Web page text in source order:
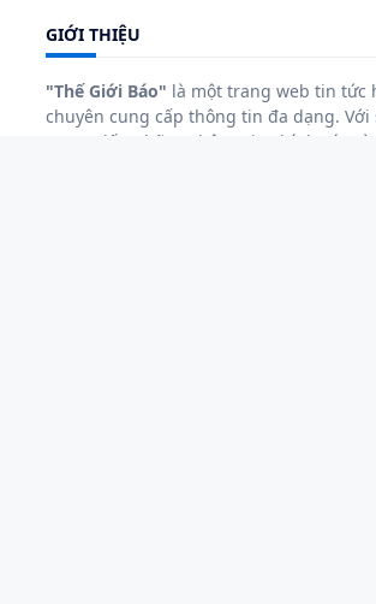
GIỚI THIỆU
"Thế Giới Báo" là một trang web tin tức
chuyên cung cấp thông tin đa dạng. Với
mang đến những thông tin chính xác và